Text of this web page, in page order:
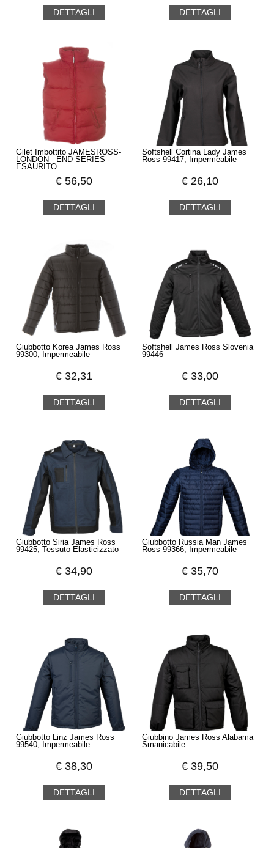
DETTAGLI DETTAGLI
Gilet Imbottito JAMESROSS-
LONDON - END SERIES -
ESAURITO
€ 56,50
DETTAGLI
Softshell Cortina Lady James
Ross 99417, Impermeabile
€ 26,10
DETTAGLI
Giubbotto Korea James Ross
99300, Impermeabile
€ 32,31
DETTAGLI
Softshell James Ross Slovenia
99446
€ 33,00
DETTAGLI
Giubbotto Siria James Ross
99425, Tessuto Elasticizzato
€ 34,90
DETTAGLI
Giubbotto Russia Man James
Ross 99366, Impermeabile
€ 35,70
DETTAGLI
Giubbotto Linz James Ross
99540, Impermeabile
€ 38,30
DETTAGLI
Giubbino James Ross Alabama
Smanicabile
€ 39,50
DETTAGLI